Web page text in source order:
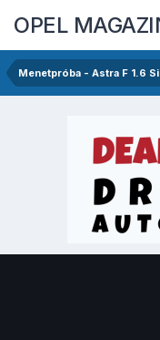
OPEL
Menetpróba - Astra F 1.6 Si